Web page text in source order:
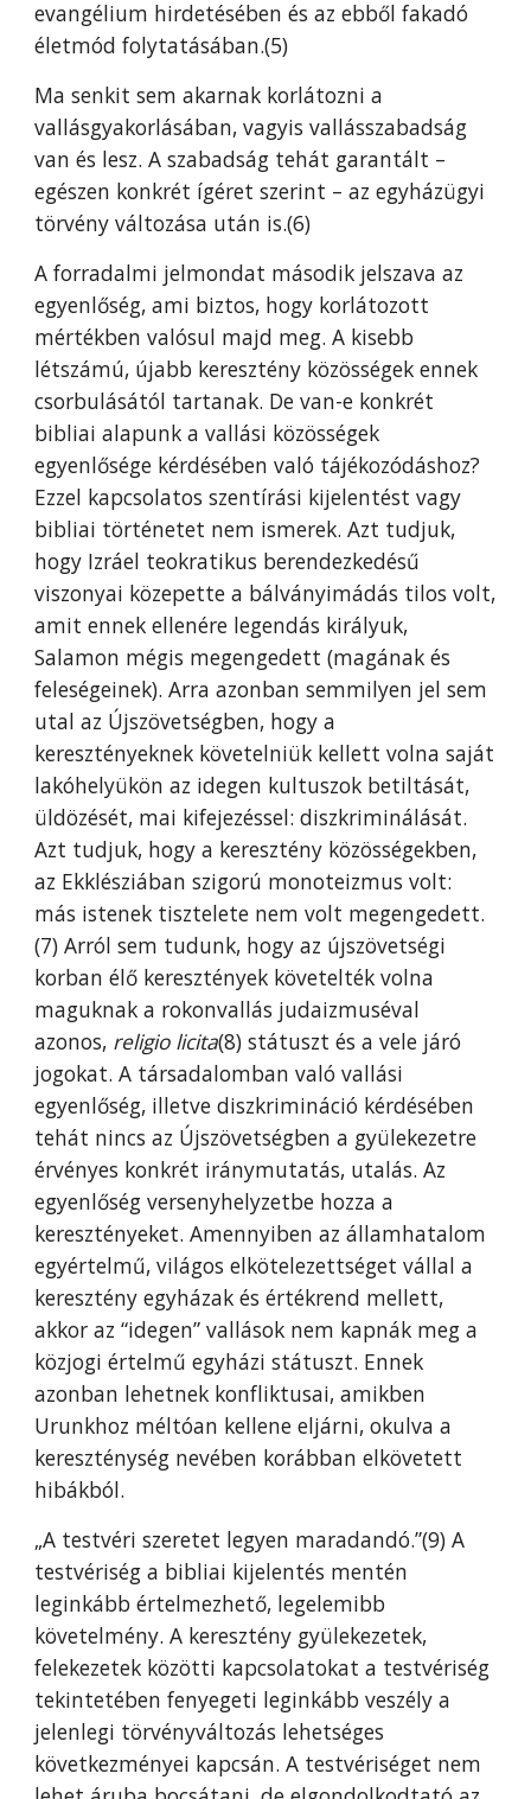
evangélium hirdetésében és az ebből fakadó
életmód folytatásában.(5)
Ma senkit sem akarnak korlátozni a
vallásgyakorlásában, vagyis vallásszabadság
van és lesz. A szabadság tehát garantált –
egészen konkrét ígéret szerint – az egyházügyi
törvény változása után is.(6)
A forradalmi jelmondat második jelszava az
egyenlőség, ami biztos, hogy korlátozott
mértékben valósul majd meg. A kisebb
létszámú, újabb keresztény közösségek ennek
csorbulásától tartanak. De van-e konkrét
bibliai alapunk a vallási közösségek
egyenlősége kérdésében való tájékozódáshoz?
Ezzel kapcsolatos szentírási kijelentést vagy
bibliai történetet nem ismerek. Azt tudjuk,
hogy Izráel teokratikus berendezkedésű
viszonyai közepette a bálványimádás tilos volt,
amit ennek ellenére legendás királyuk,
Salamon mégis megengedett (magának és
feleségeinek). Arra azonban semmilyen jel sem
utal az Újszövetségben, hogy a
keresztényeknek követelniük kellett volna saját
lakóhelyükön az idegen kultuszok betiltását,
üldözését, mai kifejezéssel: diszkriminálását.
Azt tudjuk, hogy a keresztény közösségekben,
az Ekklésziában szigorú monoteizmus volt:
más istenek tisztelete nem volt megengedett.
(7) Arról sem tudunk, hogy az újszövetségi
korban élő keresztények követelték volna
maguknak a rokonvallás judaizmuséval
azonos, religio licita(8) státuszt és a vele járó
jogokat. A társadalomban való vallási
egyenlőség, illetve diszkrimináció kérdésében
tehát nincs az Újszövetségben a gyülekezetre
érvényes konkrét iránymutatás, utalás. Az
egyenlőség versenyhelyzetbe hozza a
keresztényeket. Amennyiben az államhatalom
egyértelmű, világos elkötelezettséget vállal a
keresztény egyházak és értékrend mellett,
akkor az “idegen” vallások nem kapnák meg a
közjogi értelmű egyházi státuszt. Ennek
azonban lehetnek konfliktusai, amikben
Urunkhoz méltóan kellene eljárni, okulva a
kereszténység nevében korábban elkövetett
hibákból.
„A testvéri szeretet legyen maradandó.”(9) A
testvériség a bibliai kijelentés mentén
leginkább értelmezhető, legelemibb
követelmény. A keresztény gyülekezetek,
felekezetek közötti kapcsolatokat a testvériség
tekintetében fenyegeti leginkább veszély a
jelenlegi törvényváltozás lehetséges
következményei kapcsán. A testvériséget nem